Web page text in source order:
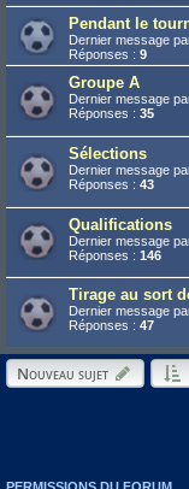
Pendant le
Dernier message
Réponses : 9
Groupe A
Dernier message
Réponses : 35
Sélections
Dernier message
Réponses : 43
Qualifications
Dernier message
Réponses : 146
Tirage au sort
Dernier message
Réponses : 47
Nouveau sujet